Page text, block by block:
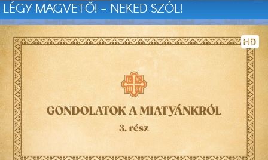
LÉGY MAGVETŐ! - NEKED SZÓL!